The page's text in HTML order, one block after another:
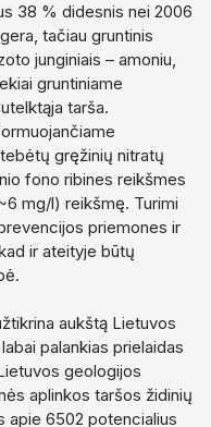
38 % didesnis nei 2006
tačiau gruntinis
junginiais – amoniu,
gruntiniame
tarša.
gręžinių nitratų
fono ribines reikšmes
mg/l) reikšmę. Turimi
priemones ir
ir ateityje būtų
aukštą Lietuvos
palankias prielaidas
geologijos
aplinkos taršos židinių
apie 6502 potencialius